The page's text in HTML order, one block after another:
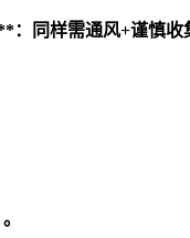
：同样需通风+谨慎收